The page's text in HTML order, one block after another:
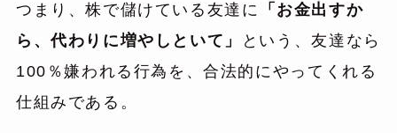
つまり、株で儲けている友達に
「お金出すか
ら、代わりに増やしといて」
という、友達なら
100％嫌われる行為を、合法的にやってくれる
仕組みである。